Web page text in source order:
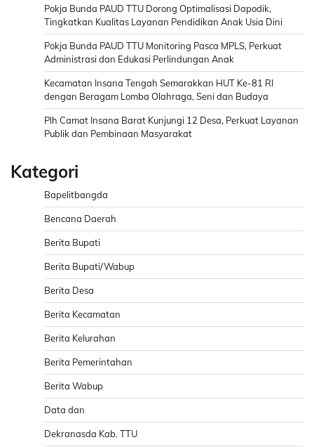
Pokja Bunda PAUD TTU Dorong Optimalisasi Dapodik,
Tingkatkan Kualitas Layanan Pendidikan Anak Usia Dini
Pokja Bunda PAUD TTU Monitoring Pasca MPLS, Perkuat
Administrasi dan Edukasi Perlindungan Anak
Kecamatan Insana Tengah Semarakkan HUT Ke-81 RI
dengan Beragam Lomba Olahraga, Seni dan Budaya
Plh Camat Insana Barat Kunjungi 12 Desa, Perkuat Layanan
Publik dan Pembinaan Masyarakat
Kategori
Bapelitbangda
Bencana Daerah
Berita Bupati
Berita Bupati/Wabup
Berita Desa
Berita Kecamatan
Berita Kelurahan
Berita Pemerintahan
Berita Wabup
Data dan
Dekranasda Kab. TTU